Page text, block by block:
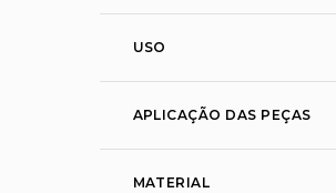
USO
APLICAÇÃO DAS PEÇAS
MATERIAL